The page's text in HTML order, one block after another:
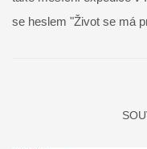
se heslem "Život se má